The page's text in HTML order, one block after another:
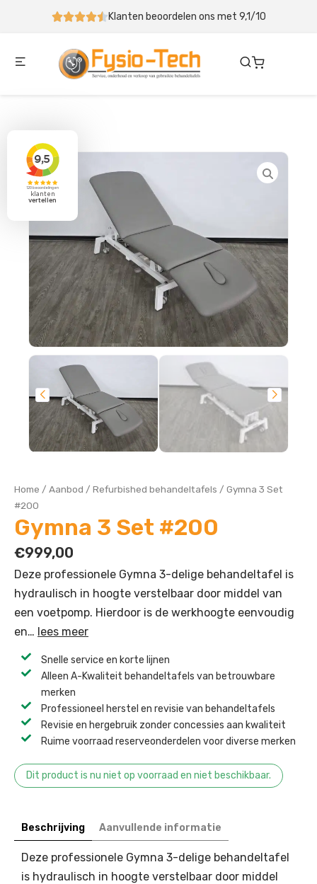
Klanten beoordelen ons met 9,1/10
Home / Aanbod / Refurbished behandeltafels / Gymna 3 Set
#200
Gymna 3 Set #200
€999,00
Deze professionele Gymna 3-delige behandeltafel is
hydraulisch in hoogte verstelbaar door middel van
een voetpomp. Hierdoor is de werkhoogte eenvoudig
en… lees meer
Snelle service en korte lijnen
Alleen A-Kwaliteit behandeltafels van betrouwbare
merken
Professioneel herstel en revisie van behandeltafels ​
Revisie en hergebruik zonder concessies aan kwaliteit ​
Ruime voorraad reserveonderdelen voor diverse merken ​
Dit product is nu niet op voorraad en niet beschikbaar.
Beschrijving Aanvullende informatie
Deze professionele Gymna 3-delige behandeltafel
is hydraulisch in hoogte verstelbaar door middel